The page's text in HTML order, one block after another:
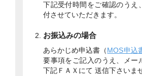
下記受付時間をご確認のうえ
付させていただきます。
お振込みの場合
あらかじめ申込書（ MOS申込
要事項をご記入のうえ、メー
下記ＦＡＸにて 送信下さいま